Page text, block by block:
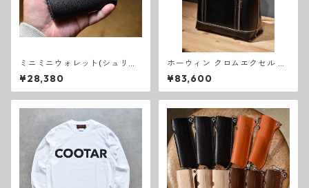
ミニミニウォレット(シュリン
ク)ブラック
¥28,380
ホーウィン クロムエクセル ト
ートバッグ M
¥83,600